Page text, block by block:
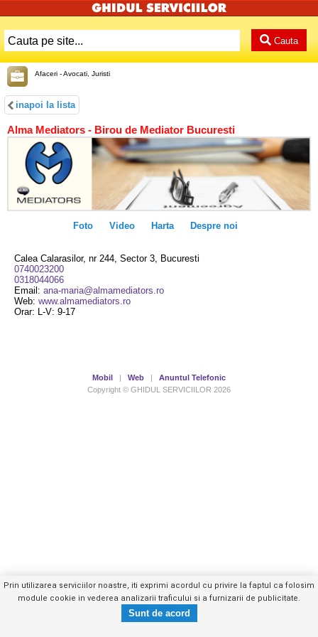
Cauta
Afaceri - Avocati, Juristi
inapoi la lista
Alma Mediators - Birou de Mediator Bucuresti
Foto Video Harta Despre noi
Calea Calarasilor, nr 244, Sector 3, Bucuresti
0740023200
0318044066
Email: ana-maria@almamediators.ro
Web: www.almamediators.ro
Orar: L-V: 9-17
Trimite mesaj privat
Mobil | Web | Anuntul Telefonic
Copyright © GHIDUL SERVICIILOR 2026
Prin utilizarea serviciilor noastre, iti exprimi acordul cu privire la faptul ca folosim
module cookie in vederea analizarii traficului si a furnizarii de publicitate.